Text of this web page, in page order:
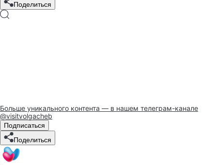
Поделиться
Больше уникального контента — в нашем телеграм-канале
@visitvolgacheb
Подписаться
Поделиться